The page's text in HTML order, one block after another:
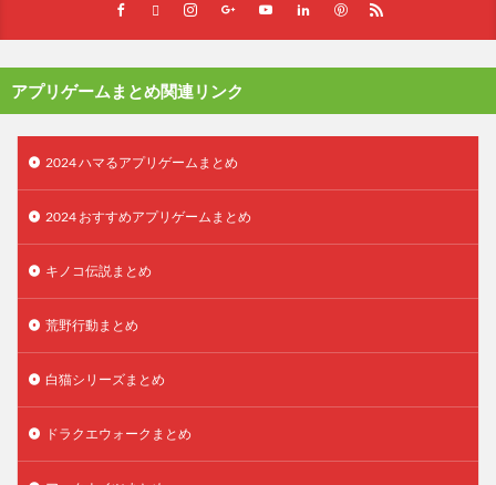
アプリゲームまとめ関連リンク
2024 ハマるアプリゲームまとめ
2024 おすすめアプリゲームまとめ
キノコ伝説まとめ
荒野行動まとめ
白猫シリーズまとめ
ドラクエウォークまとめ